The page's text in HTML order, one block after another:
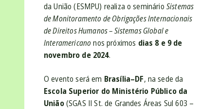
da União (ESMPU) realiza o seminário Sistemas
de Monitoramento de Obrigações Internacionais
de Direitos Humanos – Sistemas Global e
Interamericano nos próximos dias 8 e 9 de
novembro de 2024.
O evento será em Brasília–DF, na sede da
Escola Superior do Ministério Público da
União(SGAS II St. de Grandes Áreas Sul 603 –